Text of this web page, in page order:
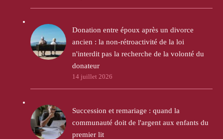
Donation entre époux après un divorce
ancien : la non-rétroactivité de la loi
n'interdit pas la recherche de la volonté du
donateur
14 juillet 2026
Succession et remariage : quand la
communauté doit de l'argent aux enfants du
premier lit